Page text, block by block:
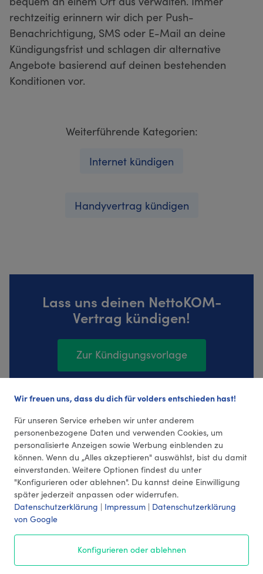
rechtzeitig erinnern wir dich per Push-
Benachrichtigung, SMS oder E-Mail an deine
Kündigungsfrist und schlagen dir alternative
Angebote basierend auf deinen bestehenden
Konditionen vor.
Weiterführende Kategorien:
Internet kündigen
Handyvertrag kündigen
Lass uns deinen NettoKOM-
Vertrag kündigen!
Zur Kündigungsvorlage
96 Bewertungen (4,45 Durchschnitt)
Wir freuen uns, dass du dich für volders entschieden hast!
Für unseren Service erheben wir unter anderem
personenbezogene Daten und verwenden Cookies, um
personalisierte Anzeigen sowie Werbung einblenden zu
können. Wenn du „Alles akzeptieren" auswählst, bist du damit
einverstanden. Weitere Optionen findest du unter
"Konfigurieren oder ablehnen". Du kannst deine Einwilligung
später jederzeit anpassen oder widerrufen.
Datenschutzerklärung | Impressum | Datenschutzerklärung
von Google
Konfigurieren oder ablehnen